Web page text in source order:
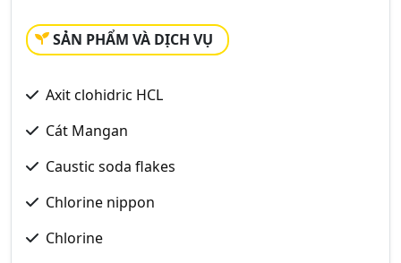
SẢN PHẨM VÀ DỊCH VỤ
Axit clohidric HCL
Cát Mangan
Caustic soda flakes
Chlorine nippon
Chlorine